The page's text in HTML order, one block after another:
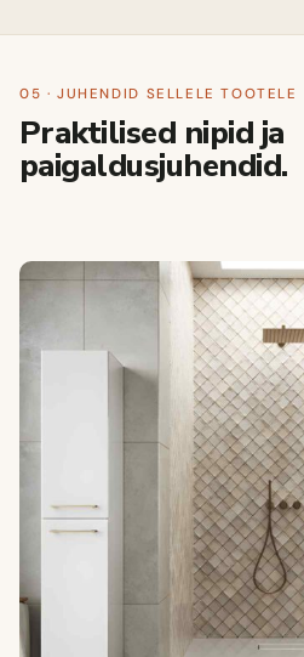
05 · JUHENDID SELLELE TOOTELE
Praktilised nipid ja
paigaldusjuhendid.